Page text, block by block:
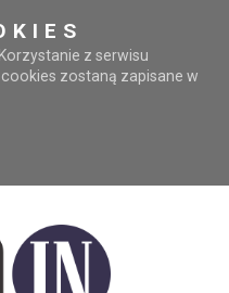
z serwisu
zostaną zapisane w